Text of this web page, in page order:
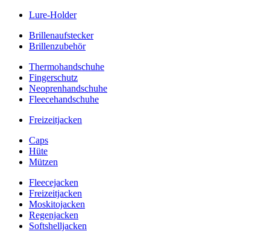
Lure-Holder
Brillenaufstecker
Brillenzubehör
Thermohandschuhe
Fingerschutz
Neoprenhandschuhe
Fleecehandschuhe
Freizeitjacken
Caps
Hüte
Mützen
Fleecejacken
Freizeitjacken
Moskitojacken
Regenjacken
Softshelljacken